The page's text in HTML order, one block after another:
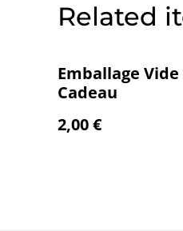
Related
Emballage
Cadeau
2,00 €